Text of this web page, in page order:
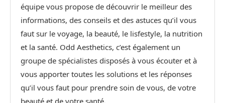
équipe vous propose de découvrir le meilleur des
informations, des conseils et des astuces qu’il vous
faut sur le voyage, la beauté, le lisfestyle, la nutrition
et la santé. Odd Aesthetics, c’est également un
groupe de spécialistes disposés à vous écouter et à
vous apporter toutes les solutions et les réponses
qu’il vous faut pour prendre soin de vous, de votre